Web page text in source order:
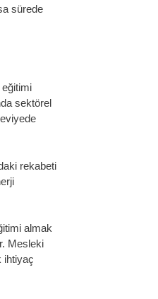
sürede
eğitimi
sektörel
rekabeti
almak
Mesleki
ihtiyaç